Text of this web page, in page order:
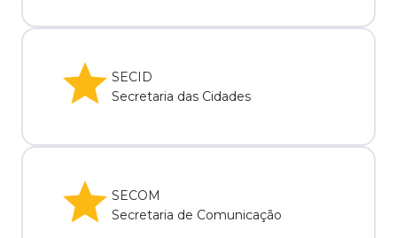
SECID
Secretaria das Cidades
SECOM
Secretaria de Comunicação